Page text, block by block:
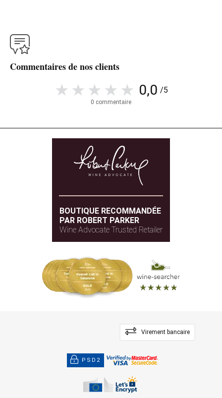
Commentaires de nos clients
0,0 /5
0 commentaire
BOUTIQUE RECOMMANDÉE
PAR ROBERT PARKER
Wine Advocate Trusted Retailer
Virement bancaire
PSD2